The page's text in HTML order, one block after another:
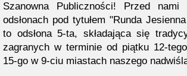
Szanowna Publiczności! Przed
odsłonach pod tytułem "Runda
to odsłona 5-ta, składająca się
zagranych w terminie od piątku 12-
15-go w 9-ciu miastach naszego